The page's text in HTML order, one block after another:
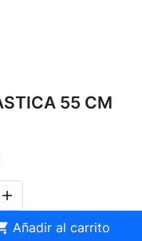
55 CM

Añadir al carrito